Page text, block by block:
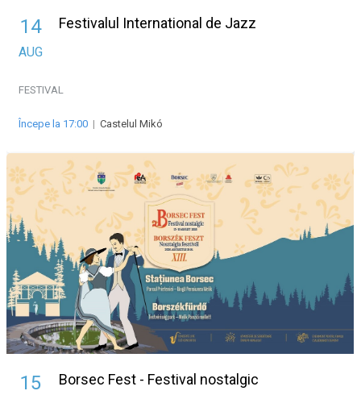
14
AUG
Festivalul International de Jazz
FESTIVAL
Începe la 17:00 | Castelul Mikó
15 Borsec Fest - Festival nostalgic